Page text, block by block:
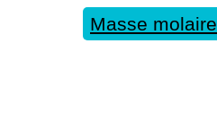
Masse